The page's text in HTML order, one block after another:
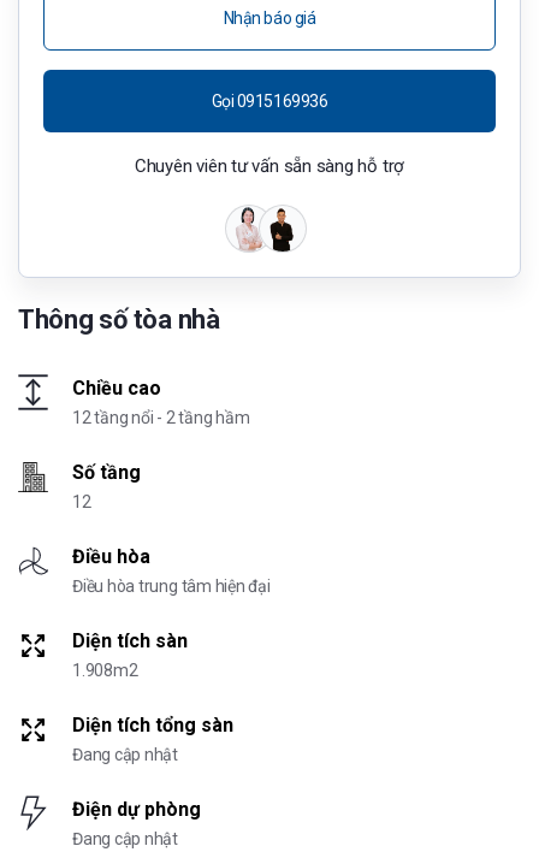
Thông số tòa nhà
Chiều cao
12 tầng nổi - 2 tầng hầm
Số tầng
12
Điều hòa
Điều hòa trung tâm hiện đại
Diện tích sàn
1.908m2
Diện tích tổng sàn
Đang cập nhật
Điện dự phòng
Đang cập nhật
Nhận báo giá
Gọi 0915169936
Chuyên viên tư vấn sẵn sàng hỗ trợ